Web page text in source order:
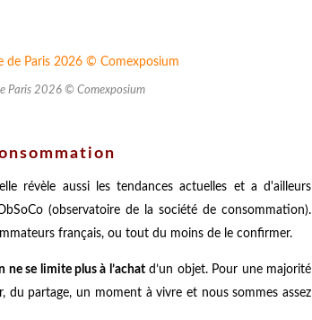
Paris 2026 © Comexposium
révèle aussi les tendances actuelles et a d'ailleurs
(observatoire de la société de consommation).
français, ou tout du moins de le confirmer.
ne se limite plus à l’achatd’un objet. Pour une majorité
du partage, un moment à vivre et nous sommes assez